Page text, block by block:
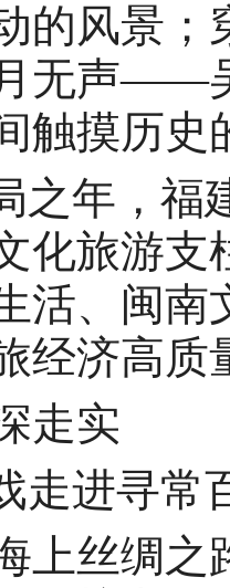
的风景
无声——
触摸历
之年，福
化旅游支
活、闽南
经济高质
走实
走进寻常
上丝绸之